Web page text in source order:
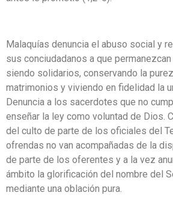
Malaquías denuncia el abuso social y
sus conciudadanos a que
siendo solidarios, conservando la
matrimonios y viviendo en fidelidad la
Denuncia a los sacerdotes que no
enseñar la ley como voluntad de Dios.
del culto de parte de los oficiales del
ofrendas no van acompañadas de la
de parte de los oferentes y a la vez
ámbito la glorificación del nombre del
mediante una oblación pura.